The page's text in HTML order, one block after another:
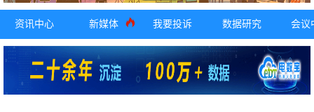
资讯中心 新媒体 我要投诉 数据研究 会议